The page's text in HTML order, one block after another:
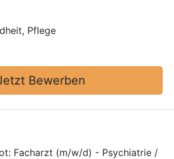
Pflege
Bewerben
Facharzt (m/w/d) - Psychiatrie /